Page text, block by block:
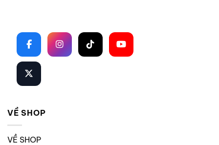
VỀ SHOP
VỀ SHOP